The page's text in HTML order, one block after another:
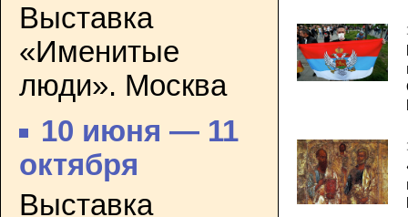
Выставка
«Именитые
люди». Москва
10 июня — 11
октября
Выставка